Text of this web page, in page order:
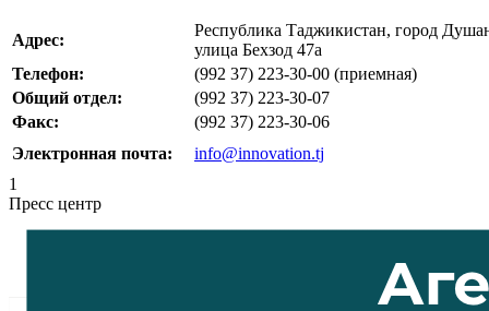
Адрес:
Республика Таджикистан, город
улица Бехзод 47a
Телефон:
(992 37) 223-30-00 (приемная)
Общий отдел:
(992 37) 223-30-07
Факс:
(992 37) 223-30-06
Электронная почта:
info@innovation.tj
1
Пресс центр